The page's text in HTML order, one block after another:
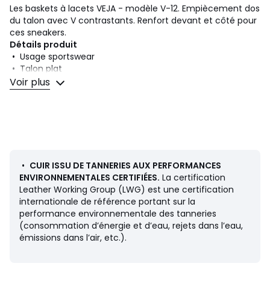
Les baskets à lacets VEJA - modèle V-12. Empiècement dos
du talon avec V contrastants. Renfort devant et côté pour
ces sneakers.
Détails produit
• Usage sportswear
• Talon plat
• Fermeture : A lacets
Couleurs Blanc
Tailles 36, 37, 38, 39, 40, 41, 42, 43, 44, 45, 46
Voir plus
• CUIR ISSU DE TANNERIES AUX PERFORMANCES
ENVIRONNEMENTALES CERTIFIÉES. La certification
Leather Working Group (LWG) est une certification
internationale de référence portant sur la
performance environnementale des tanneries
(consommation d’énergie et d’eau, rejets dans l’eau,
émissions dans l’air, etc.).